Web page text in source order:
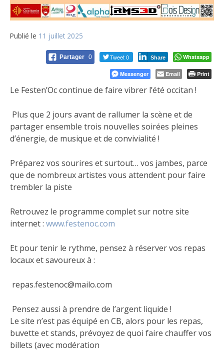
Publié le 11 juillet 2025
Partager 0 Tweet 0 Share Whatsapp
Messenger Email Print
Le Festen’Oc continue de faire vibrer l’été occitan !
Plus que 2 jours avant de rallumer la scène et de
partager ensemble trois nouvelles soirées pleines
d’énergie, de musique et de convivialité !
Préparez vos sourires et surtout… vos jambes, parce
que de nombreux artistes vous attendent pour faire
trembler la piste
Retrouvez le programme complet sur notre site
internet : www.festenoc.com
Et pour tenir le rythme, pensez à réserver vos repas
locaux et savoureux à :
repas.festenoc@mailo.com
Pensez aussi à prendre de l’argent liquide !
Le site n’est pas équipé en CB, alors pour les repas,
buvette et stands, prévoyez de quoi faire chauffer vos
billets (avec modération